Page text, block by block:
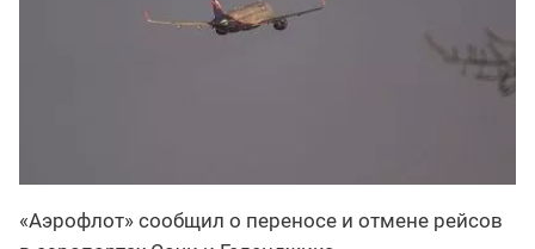
«Аэрофлот» сообщил о переносе и отмене рейсов